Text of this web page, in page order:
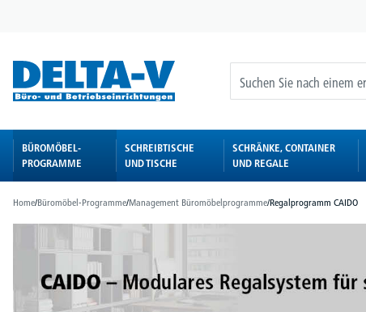
BÜROMÖBEL-
PROGRAMME
SCHREIBTISCHE
UND TISCHE
SCHRÄNKE, CONTAINER
UND REGALE
Home/Büromöbel-Programme/Management Büromöbelprogramme/Regalprogramm CAIDO